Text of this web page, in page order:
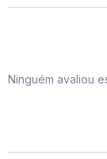
Ninguém avaliou